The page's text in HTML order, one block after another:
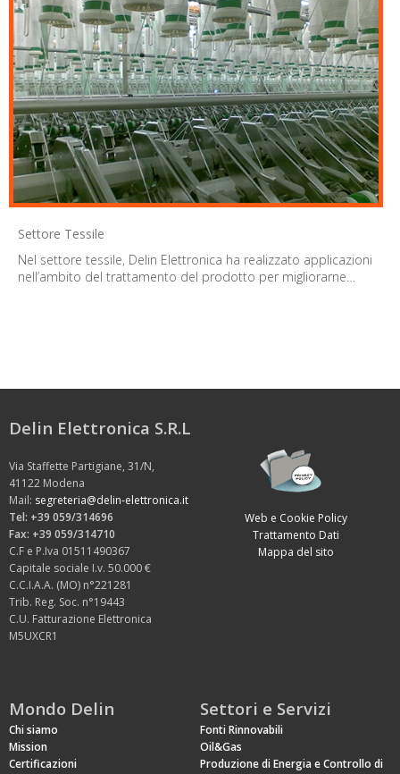
Settore Tessile
Nel settore tessile, Delin Elettronica ha realizzato applicazioni
nell’ambito del trattamento del prodotto per migliorarne…
Delin Elettronica S.R.L
Via Staffette Partigiane, 31/N,
41122 Modena
Mail: segreteria@delin-elettronica.it
Tel: +39 059/314696
Fax: +39 059/314710
C.F e P.Iva 01511490367
Capitale sociale I.v. 50.000 €
C.C.I.A.A. (MO) n°221281
Trib. Reg. Soc. n°19443
C.U. Fatturazione Elettronica
M5UXCR1
Web e Cookie Policy
Trattamento Dati
Mappa del sito
Mondo Delin
Chi siamo
Mission
Certificazioni
Settori e Servizi
Fonti Rinnovabili
Oil&Gas
Produzione di Energia e Controllo di